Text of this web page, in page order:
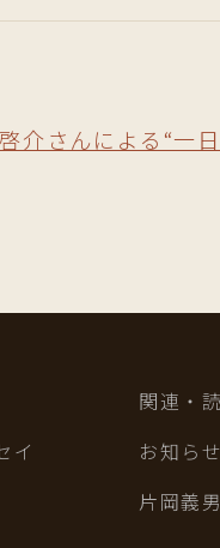
介さんによる“一
イ
関連・
お知らせ
片岡義